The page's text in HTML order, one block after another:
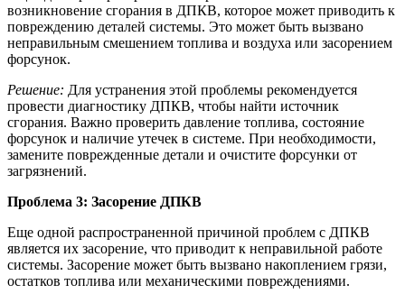
возникновение сгорания в ДПКВ, которое может приводить к
повреждению деталей системы. Это может быть вызвано
неправильным смешением топлива и воздуха или засорением
форсунок.
Решение: Для устранения этой проблемы рекомендуется
провести диагностику ДПКВ, чтобы найти источник
сгорания. Важно проверить давление топлива, состояние
форсунок и наличие утечек в системе. При необходимости,
замените поврежденные детали и очистите форсунки от
загрязнений.
Проблема 3: Засорение ДПКВ
Еще одной распространенной причиной проблем с ДПКВ
является их засорение, что приводит к неправильной работе
системы. Засорение может быть вызвано накоплением грязи,
остатков топлива или механическими повреждениями.